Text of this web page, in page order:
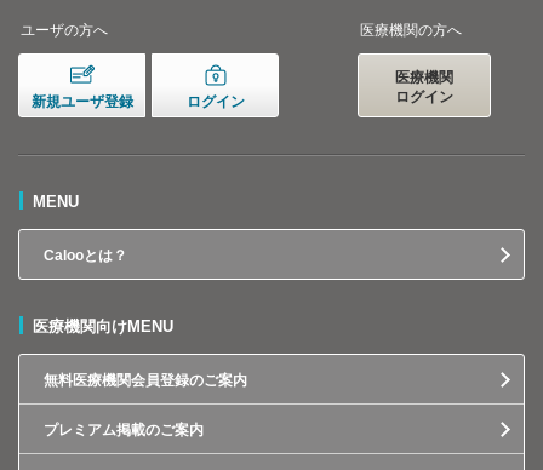
ユーザの方へ
新規ユーザ登録 ログイン
医療機関の方へ
医療機関
ログイン
MENU
Calooとは？
医療機関向けMENU
無料医療機関会員登録のご案内
プレミアム掲載のご案内